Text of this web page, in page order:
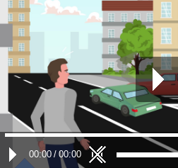
00:00 / 00:00